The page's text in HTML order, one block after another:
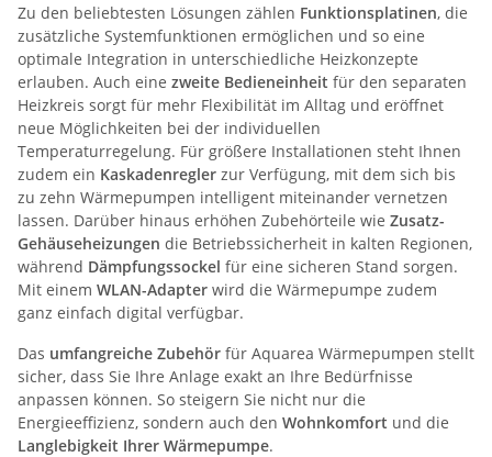
Zu den beliebtesten Lösungen zählen Funktionsplatinen, die
zusätzliche Systemfunktionen ermöglichen und so eine
optimale Integration in unterschiedliche Heizkonzepte
erlauben. Auch eine zweite Bedieneinheit für den separaten
Heizkreis sorgt für mehr Flexibilität im Alltag und eröffnet
neue Möglichkeiten bei der individuellen
Temperaturregelung. Für größere Installationen steht Ihnen
zudem ein Kaskadenregler zur Verfügung, mit dem sich bis
zu zehn Wärmepumpen intelligent miteinander vernetzen
lassen. Darüber hinaus erhöhen Zubehörteile wie Zusatz-
Gehäuseheizungen die Betriebssicherheit in kalten Regionen,
während Dämpfungssockel für eine sicheren Stand sorgen.
Mit einem WLAN-Adapter wird die Wärmepumpe zudem
ganz einfach digital verfügbar.
Das umfangreiche Zubehör für Aquarea Wärmepumpen stellt
sicher, dass Sie Ihre Anlage exakt an Ihre Bedürfnisse
anpassen können. So steigern Sie nicht nur die
Energieeffizienz, sondern auch den Wohnkomfort und die
Langlebigkeit Ihrer Wärmepumpe.